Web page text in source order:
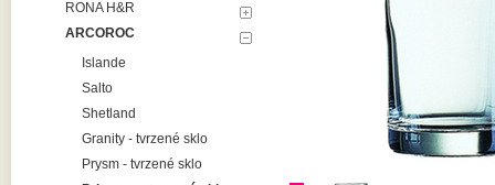
RONA H&R
ARCOROC
Islande
Salto
Shetland
Granity - tvrzené sklo
Prysm - tvrzené sklo